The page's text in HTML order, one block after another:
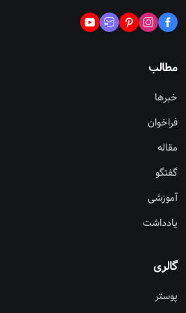
مطالب
خبرها
فراخوان
مقاله
گفتگو
آموزشی
یادداشت
گالری
پوستر